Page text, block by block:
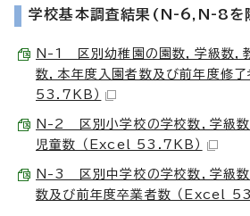
学校基本調査結果(N-6,N-8を
N-1 区別幼稚園の園数，学級数，
数，本年度入園者数及び前年度修
53.7KB）
N-2 区別小学校の学校数，学級数
児童数 （Excel 53.7KB）
N-3 区別中学校の学校数，学級数
数及び前年度卒業者数 （Excel